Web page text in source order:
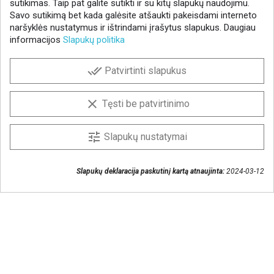
Gaukite geriausius pasiūlymus!
Prenumeruokite naujienlaiškį ir visada sužinokite
Sutinku, kad mano duomenys būtų saugomi
sutikimas. Taip pat galite sutikti ir su kitų slapukų naudojimu.
Savo sutikimą bet kada galėsite atšaukti pakeisdami interneto
naršyklės nustatymus ir ištrindami įrašytus slapukus. Daugiau
informacijos Slapukų politika
done_all Patvirtinti slapukus
clear Tęsti be patvirtinimo
tune Slapukų nustatymai
Slapukų deklaracija paskutinį kartą atnaujinta: 2024-03-12